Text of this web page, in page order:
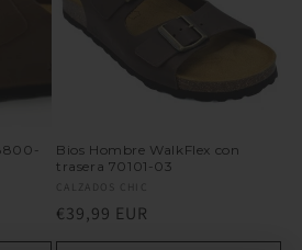
Bios Hombre WalkFlex con
trasera 70101-03
Proveedor:
CALZADOS CHIC
Precio
habitual
€39,99 EUR